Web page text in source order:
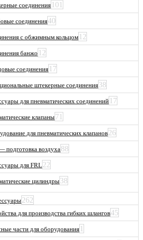
соединения 101
соединения40
с обжимным кольцом 12
банжо 12
соединения 17
штекерные соединения38
для пневматических соединений17
клапаны71
для пневматических клапанов26
подготовка воздуха88
для FRL22
цилиндры38
262
для производства гибких шлангов45
части для оборудования 1